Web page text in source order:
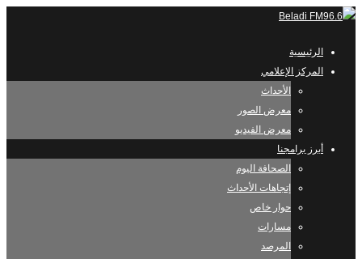
الرئيسية
المركز الإعلامي
الأحداث
معرض الصور
معرض الفيديو
أبرز برامجنا
الصحافة اليوم
إتجاهات الأحداث
حوار خاص
مسارات
المرصد